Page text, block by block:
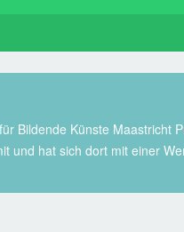
Bildende Künste Maastricht
und hat sich dort mit einer